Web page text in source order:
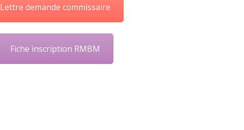
Lettre demande commissaire
Fiche inscription RMBM